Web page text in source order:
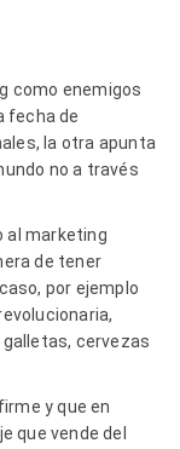
como enemigos
fecha de
la otra apunta
no a través
al marketing
de tener
por ejemplo
cervezas
y que en
que vende del